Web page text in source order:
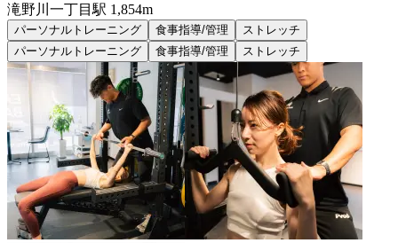
滝野川一丁目 駅 1,854m
パーソナルトレーニング 食事指導/管理
ストレッチ
パーソナルトレーニング
食事指導/管理 ストレッチ